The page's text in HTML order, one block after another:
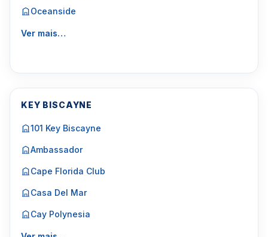
Oceanside
Ver mais…
KEY BISCAYNE
101 Key Biscayne
Ambassador
Cape Florida Club
Casa Del Mar
Cay Polynesia